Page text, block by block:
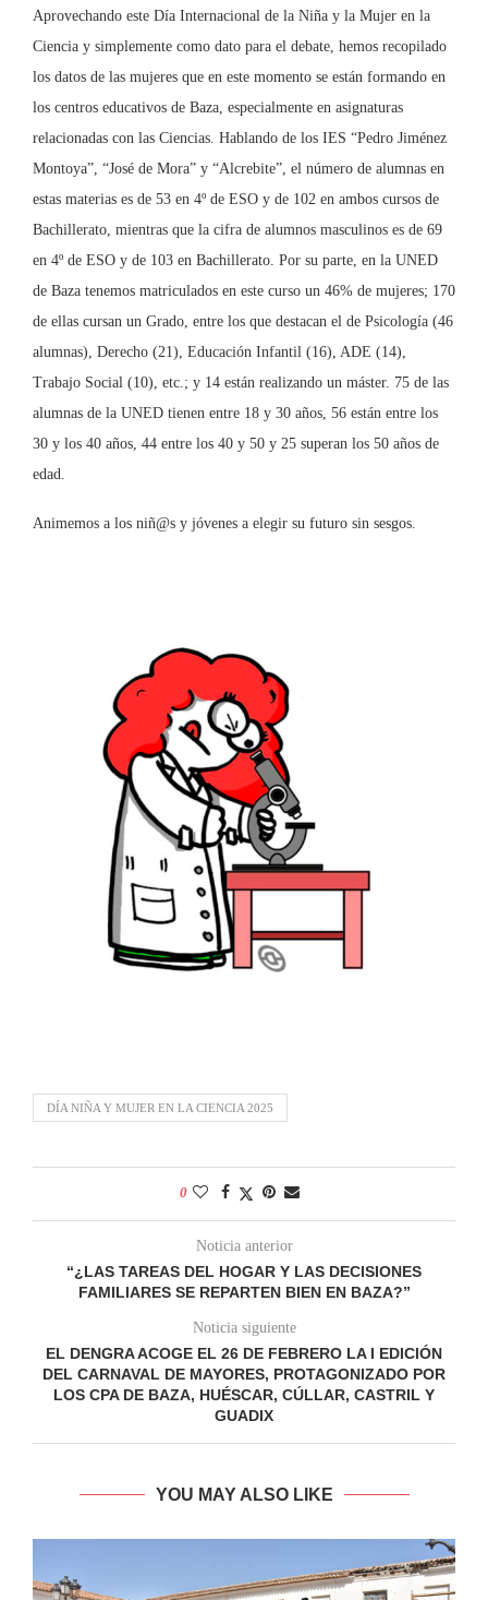
Aprovechando este Día Internacional de la Niña y la Mujer en la
Ciencia y simplemente como dato para el debate, hemos recopilado
los datos de las mujeres que en este momento se están formando en
los centros educativos de Baza, especialmente en asignaturas
relacionadas con las Ciencias. Hablando de los IES “Pedro Jiménez
Montoya”, “José de Mora” y “Alcrebite”, el número de alumnas en
estas materias es de 53 en 4º de ESO y de 102 en ambos cursos de
Bachillerato, mientras que la cifra de alumnos masculinos es de 69
en 4º de ESO y de 103 en Bachillerato. Por su parte, en la UNED
de Baza tenemos matriculados en este curso un 46% de mujeres; 170
de ellas cursan un Grado, entre los que destacan el de Psicología (46
alumnas), Derecho (21), Educación Infantil (16), ADE (14),
Trabajo Social (10), etc.; y 14 están realizando un máster. 75 de las
alumnas de la UNED tienen entre 18 y 30 años, 56 están entre los
30 y los 40 años, 44 entre los 40 y 50 y 25 superan los 50 años de
edad.
Animemos a los niñ@s y jóvenes a elegir su futuro sin sesgos.
DÍA NIÑA Y MUJER EN LA CIENCIA 2025
0
Noticia anterior
“¿LAS TAREAS DEL HOGAR Y LAS DECISIONES
FAMILIARES SE REPARTEN BIEN EN BAZA?”
Noticia siguiente
EL DENGRA ACOGE EL 26 DE FEBRERO LA I EDICIÓN
DEL CARNAVAL DE MAYORES, PROTAGONIZADO POR
LOS CPA DE BAZA, HUÉSCAR, CÚLLAR, CASTRIL Y
GUADIX
YOU MAY ALSO LIKE